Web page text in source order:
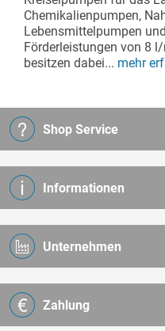
Chemikalienpumpen,
Lebensmittelpumpen
Förderleistungen von 8
besitzen dabei... mehr
Shop Service
Informationen
Unternehmen
Zahlung